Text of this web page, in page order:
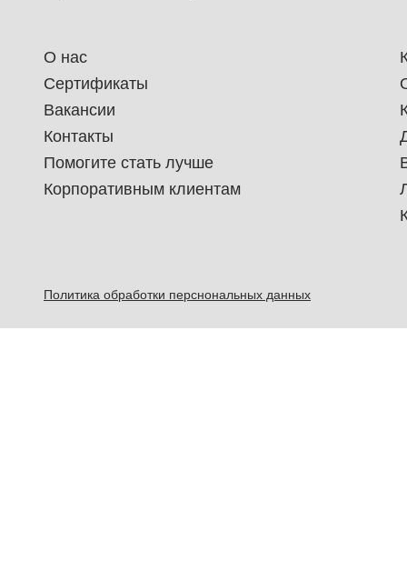
О нас
Сертификаты
Вакансии
Контакты
Помогите стать лучше
Корпоративным клиентам
Политика обработки перснональных данных